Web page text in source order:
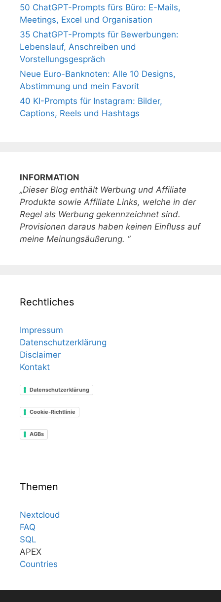
50 ChatGPT-Prompts fürs Büro: E-Mails,
Meetings, Excel und Organisation
35 ChatGPT-Prompts für Bewerbungen:
Lebenslauf, Anschreiben und
Vorstellungsgespräch
Neue Euro-Banknoten: Alle 10 Designs,
Abstimmung und mein Favorit
40 KI-Prompts für Instagram: Bilder,
Captions, Reels und Hashtags
INFORMATION
„Dieser Blog enthält Werbung und Affiliate
Produkte sowie Affiliate Links, welche in der
Regel als Werbung gekennzeichnet sind.
Provisionen daraus haben keinen Einfluss auf
meine Meinungsäußerung. “
Rechtliches
Impressum
Datenschutzerklärung
Disclaimer
Kontakt
Datenschutzerklärung
Cookie-Richtlinie
AGBs
Themen
Nextcloud
FAQ
SQL
APEX
Countries